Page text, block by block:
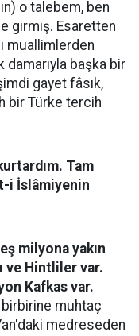
o talebem, ben
girmiş. Esaretten
muallimlerden
damarıyla başka bir
gayet fâsık,
bir Türke tercih
Tam
i İslâmiyenin
milyona yakın
ve Hintliler var.
Kafkas var.
muhtaç
medreseden